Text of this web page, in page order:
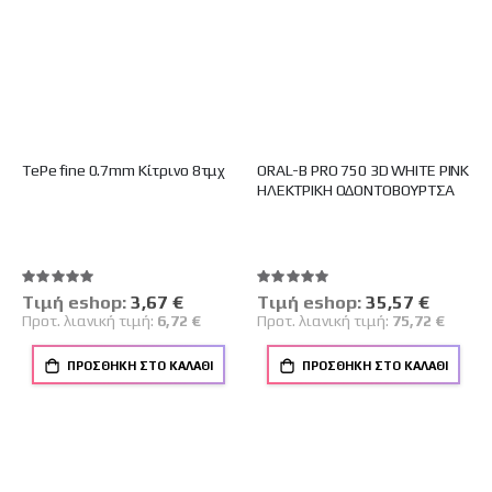
TePe fine 0.7mm Κίτρινο 8τμχ
Βαθμολογία:
100%
Tιμή eshop: Ειδική
Τιμή
3,67 €
Προτ. λιανική τιμή: 6,72 €
ΠΡΟΣΘΉΚΗ ΣΤΟ ΚΑΛΆΘΙ
ORAL-B PRO 750 3D WHITE PINK
ΗΛΕΚΤΡΙΚΗ ΟΔΟΝΤΟΒΟΥΡΤΣΑ
Βαθμολογία:
100%
Tιμή eshop: Ειδική
Τιμή
35,57 €
Προτ. λιανική τιμή: 75,72 €
ΠΡΟΣΘΉΚΗ ΣΤΟ ΚΑΛΆΘΙ